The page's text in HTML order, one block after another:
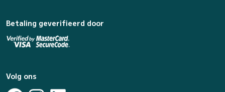
Betaling geverifieerd door
Volg ons